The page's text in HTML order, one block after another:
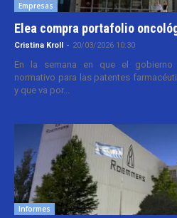
Empresas
Elea compra portafolio
Cristina Kroll - 20/03/2026 10:30
En la semana en que el gobierno
normativo para las patentes
y que va por...
Informes